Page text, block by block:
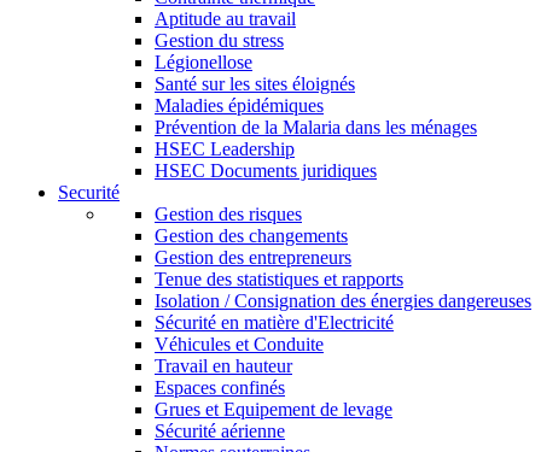
Aptitude au travail
Gestion du stress
Légionellose
Santé sur les sites éloignés
Maladies épidémiques
Prévention de la Malaria dans les ménages
HSEC Leadership
HSEC Documents juridiques
Securité
Gestion des risques
Gestion des changements
Gestion des entrepreneurs
Tenue des statistiques et rapports
Isolation / Consignation des énergies dangereuses
Sécurité en matière d'Electricité
Véhicules et Conduite
Travail en hauteur
Espaces confinés
Grues et Equipement de levage
Sécurité aérienne